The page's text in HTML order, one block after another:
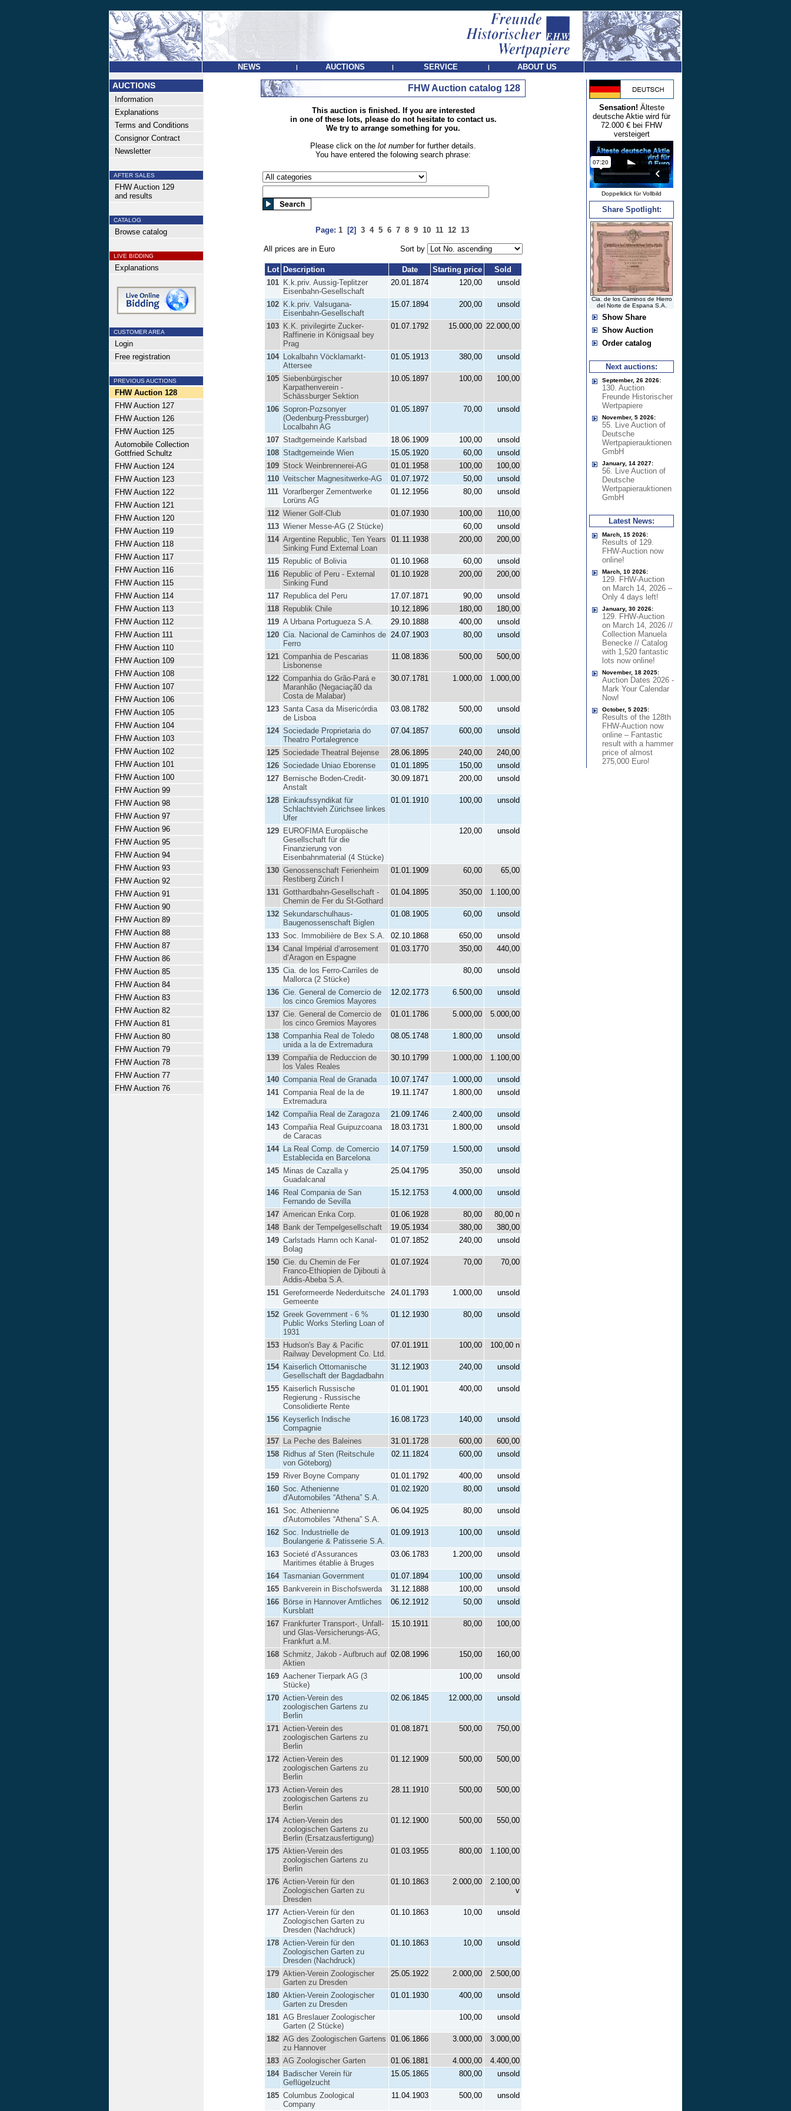
NEWS | AUCTIONS | SERVICE | ABOUT US
AUCTIONS
Information
Explanations
Terms and Conditions
Consignor Contract
Newsletter
AFTER SALES
FHW Auction 129
and results
CATALOG
Browse catalog
LIVE BIDDING
Explanations
CUSTOMER AREA
Login
Free registration
PREVIOUS AUCTIONS
FHW Auction 128
FHW Auction 127
FHW Auction 126
FHW Auction 125
Automobile Collection
Gottfried Schultz
FHW Auction 124
FHW Auction 123
FHW Auction 122
FHW Auction 121
FHW Auction 120
FHW Auction 119
FHW Auction 118
FHW Auction 117
FHW Auction 116
FHW Auction 115
FHW Auction 114
FHW Auction 113
FHW Auction 112
FHW Auction 111
FHW Auction 110
FHW Auction 109
FHW Auction 108
FHW Auction 107
FHW Auction 106
FHW Auction 105
FHW Auction 104
FHW Auction 103
FHW Auction 102
FHW Auction 101
FHW Auction 100
FHW Auction 99
FHW Auction 98
FHW Auction 97
FHW Auction 96
FHW Auction 95
FHW Auction 94
FHW Auction 93
FHW Auction 92
FHW Auction 91
FHW Auction 90
FHW Auction 89
FHW Auction 88
FHW Auction 87
FHW Auction 86
FHW Auction 85
FHW Auction 84
FHW Auction 83
FHW Auction 82
FHW Auction 81
FHW Auction 80
FHW Auction 79
FHW Auction 78
FHW Auction 77
FHW Auction 76
FHW Auction catalog 128
This auction is finished. If you are interested
in one of these lots, please do not hesitate to contact us.
We try to arrange something for you.
Please click on the lot numberfor further details.
You have entered the folowing search phrase:
Page: 1 [2] 3 4 5 6 7 8 9 10 11 12 13
All prices are in Euro Sort by
Lot Description Date Starting price
Sold
101 K.k.priv. Aussig-Teplitzer
Eisenbahn-Gesellschaft
20.01.1874 120,00 unsold
102 K.k.priv. Valsugana-
Eisenbahn-Gesellschaft
15.07.1894 200,00 unsold
103 K.K. privilegirte Zucker-
Raffinerie in Königsaal bey
Prag
01.07.1792 15.000,00 22.000,00
104 Lokalbahn Vöcklamarkt-
Attersee
01.05.1913 380,00 unsold
105 Siebenbürgischer
Karpathenverein -
Schässburger Sektion
10.05.1897 100,00 100,00
106 Sopron-Pozsonyer
(Oedenburg-Pressburger)
Localbahn AG
01.05.1897 70,00 unsold
107 Stadtgemeinde Karlsbad 18.06.1909 100,00
unsold
108 Stadtgemeinde Wien 15.05.1920 60,00
unsold
109 Stock Weinbrennerei-AG 01.01.1958 100,00
100,00
110 Veitscher Magnesitwerke-AG 01.07.1972 50,00
unsold
111 Vorarlberger Zementwerke
Lorüns AG
01.12.1956 80,00 unsold
112 Wiener Golf-Club 01.07.1930 100,00
110,00
113 Wiener Messe-AG (2 Stücke) 60,00
unsold
114 Argentine Republic, Ten Years
Sinking Fund External Loan
01.11.1938 200,00 200,00
115 Republic of Bolivia 01.10.1968 60,00
unsold
116
Republic of Peru - External
Sinking Fund
01.10.1928 200,00 200,00
117 Republica del Peru 17.07.1871 90,00
unsold
118
Republik Chile 10.12.1896 180,00
180,00
119 A Urbana Portugueza S.A. 29.10.1888 400,00
unsold
120 Cia. Nacional de Caminhos de
Ferro
24.07.1903 80,00 unsold
121 Companhia de Pescarias
Lisbonense
11.08.1836 500,00 500,00
122 Companhia do Grão-Pará e
Maranhão (Negaciaçã0 da
Costa de Malabar)
30.07.1781 1.000,00 1.000,00
123 Santa Casa da Misericórdia
de Lisboa
03.08.1782 500,00 unsold
124 Sociedade Proprietaria do
Theatro Portalegrence
07.04.1857 600,00 unsold
125 Sociedade Theatral Bejense 28.06.1895 240,00
240,00
126 Sociedade Uniao Eborense 01.01.1895 150,00
unsold
127 Bernische Boden-Credit-
Anstalt
30.09.1871 200,00 unsold
128 Einkaufssyndikat für
Schlachtvieh Zürichsee linkes
Ufer
01.01.1910 100,00 unsold
129 EUROFIMA Europäische
Gesellschaft für die
Finanzierung von
Eisenbahnmaterial (4 Stücke)
120,00 unsold
130 Genossenschaft Ferienheim
Restiberg Zürich I
01.01.1909 60,00 65,00
131 Gotthardbahn-Gesellschaft -
Chemin de Fer du St-Gothard
01.04.1895 350,00 1.100,00
132 Sekundarschulhaus-
Baugenossenschaft Biglen
01.08.1905 60,00 unsold
133 Soc. Immobilière de Bex S.A. 02.10.1868 650,00
unsold
134 Canal Impérial d‘arrosement
d‘Aragon en Espagne
01.03.1770 350,00 440,00
135 Cia. de los Ferro-Carriles de
Mallorca (2 Stücke)
80,00 unsold
136 Cie. General de Comercio de
los cinco Gremios Mayores
12.02.1773 6.500,00 unsold
137 Cie. General de Comercio de
los cinco Gremios Mayores
01.01.1786 5.000,00 5.000,00
138 Companhia Real de Toledo
unida a la de Extremadura
08.05.1748 1.800,00 unsold
139 Compañia de Reduccion de
los Vales Reales
30.10.1799 1.000,00 1.100,00
140 Compania Real de Granada 10.07.1747 1.000,00
unsold
141 Compania Real de la de
Extremadura
19.11.1747 1.800,00 unsold
142 Compañia Real de Zaragoza 21.09.1746 2.400,00
unsold
143 Compañia Real Guipuzcoana
de Caracas
18.03.1731 1.800,00 unsold
144 La Real Comp. de Comercio
Establecida en Barcelona
14.07.1759 1.500,00 unsold
145 Minas de Cazalla y
Guadalcanal
25.04.1795 350,00 unsold
146 Real Compania de San
Fernando de Sevilla
15.12.1753 4.000,00 unsold
147 American Enka Corp. 01.06.1928 80,00
80,00 n
148 Bank der Tempelgesellschaft 19.05.1934 380,00
380,00
149 Carlstads Hamn och Kanal-
Bolag
01.07.1852 240,00 unsold
150 Cie. du Chemin de Fer
Franco-Ethiopien de Djibouti à
Addis-Abeba S.A.
01.07.1924 70,00 70,00
151 Gereformeerde Nederduitsche
Gemeente
24.01.1793 1.000,00 unsold
152 Greek Government - 6 %
Public Works Sterling Loan of
1931
01.12.1930 80,00 unsold
153 Hudson's Bay & Pacific
Railway Development Co. Ltd.
07.01.1911 100,00 100,00 n
154 Kaiserlich Ottomanische
Gesellschaft der Bagdadbahn
31.12.1903 240,00 unsold
155 Kaiserlich Russische
Regierung - Russische
Consolidierte Rente
01.01.1901 400,00 unsold
156 Keyserlich Indische
Compagnie
16.08.1723 140,00 unsold
157 La Peche des Baleines 31.01.1728 600,00
600,00
158 Ridhus af Sten (Reitschule
von Göteborg)
02.11.1824 600,00 unsold
159 River Boyne Company 01.01.1792 400,00
unsold
160 Soc. Athenienne
d'Automobiles “Athena” S.A.
01.02.1920 80,00 unsold
161 Soc. Athenienne
d'Automobiles “Athena” S.A.
06.04.1925 80,00 unsold
162 Soc. Industrielle de
Boulangerie & Patisserie S.A.
01.09.1913 100,00 unsold
163 Societé d’Assurances
Maritimes établie à Bruges
03.06.1783 1.200,00 unsold
164 Tasmanian Government 01.07.1894 100,00
unsold
165 Bankverein in Bischofswerda 31.12.1888 100,00
unsold
166 Börse in Hannover Amtliches
Kursblatt
06.12.1912 50,00 unsold
167 Frankfurter Transport-, Unfall-
und Glas-Versicherungs-AG,
Frankfurt a.M.
15.10.1911 80,00 100,00
168 Schmitz, Jakob - Aufbruch auf
Aktien
02.08.1996 150,00 160,00
169 Aachener Tierpark AG (3
Stücke)
100,00 unsold
170 Actien-Verein des
zoologischen Gartens zu
Berlin
02.06.1845 12.000,00 unsold
171 Actien-Verein des
zoologischen Gartens zu
Berlin
01.08.1871 500,00 750,00
172 Actien-Verein des
zoologischen Gartens zu
Berlin
01.12.1909 500,00 500,00
173 Actien-Verein des
zoologischen Gartens zu
Berlin
28.11.1910 500,00 500,00
174 Actien-Verein des
zoologischen Gartens zu
Berlin (Ersatzausfertigung)
01.12.1900 500,00 550,00
175 Aktien-Verein des
zoologischen Gartens zu
Berlin
01.03.1955 800,00 1.100,00
176 Actien-Verein für den
Zoologischen Garten zu
Dresden
01.10.1863 2.000,00
2.100,00
v
177 Actien-Verein für den
Zoologischen Garten zu
Dresden (Nachdruck)
01.10.1863 10,00 unsold
178 Actien-Verein für den
Zoologischen Garten zu
Dresden (Nachdruck)
01.10.1863 10,00 unsold
179 Aktien-Verein Zoologischer
Garten zu Dresden
25.05.1922 2.000,00 2.500,00
180 Aktien-Verein Zoologischer
Garten zu Dresden
01.01.1930 400,00 unsold
181 AG Breslauer Zoologischer
Garten (2 Stücke)
100,00 unsold
182 AG des Zoologischen Gartens
zu Hannover
01.06.1866 3.000,00 3.000,00
183 AG Zoologischer Garten 01.06.1881 4.000,00
4.400,00
184 Badischer Verein für
Geflügelzucht
15.05.1865 800,00 unsold
185 Columbus Zoological
Company
11.04.1903 500,00 unsold
Sensation! Älteste
deutsche Aktie wird für
72.000 € bei FHW
versteigert
Doppelklick für Vollbild
Share Spotlight:
Cia. de los Caminos de Hierro
del Norte de Espana S.A.
Show Share
Show Auction
Order catalog
Next auctions:
September, 26 2026:
130. Auction
Freunde Historischer
Wertpapiere
November, 5 2026:
55. Live Auction of
Deutsche
Wertpapierauktionen
GmbH
January, 14 2027:
56. Live Auction of
Deutsche
Wertpapierauktionen
GmbH
Latest News:
March, 15 2026:
Results of 129.
FHW-Auction now
online!
March, 10 2026:
129. FHW-Auction
on March 14, 2026 –
Only 4 days left!
January, 30 2026:
129. FHW-Auction
on March 14, 2026 //
Collection Manuela
Benecke // Catalog
with 1,520 fantastic
lots now online!
November, 18 2025:
Auction Dates 2026 -
Mark Your Calendar
Now!
October, 5 2025:
Results of the 128th
FHW-Auction now
online – Fantastic
result with a hammer
price of almost
275,000 Euro!